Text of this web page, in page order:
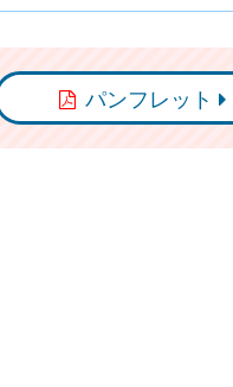
パンフレット